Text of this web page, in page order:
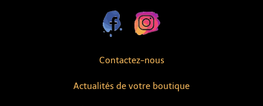
Contactez-nous
Actualités de votre boutique